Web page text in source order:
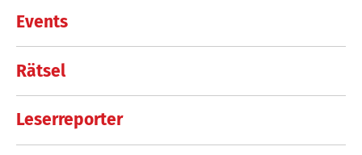
Events
Rätsel
Leserreporter